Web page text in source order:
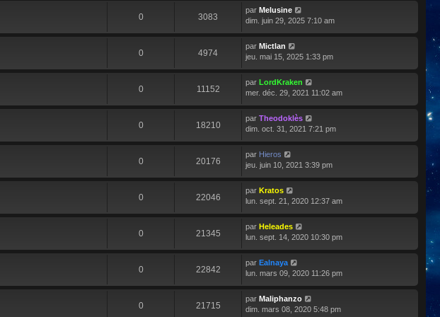
0 3083
par Melusine
dim. juin 29, 2025 7:10 am
0 4974
par Mictlan
jeu. mai 15, 2025 1:33 pm
0 11152
par LordKraken
mer. déc. 29, 2021 11:02 am
0 18210
par Theodoklès
dim. oct. 31, 2021 7:21 pm
0 20176
par Hieros
jeu. juin 10, 2021 3:39 pm
0 22046
par Kratos
lun. sept. 21, 2020 12:37 am
0 21345
par Heleades
lun. sept. 14, 2020 10:30 pm
0 22842
par Ealnaya
lun. mars 09, 2020 11:26 pm
0 21715
par Maliphanzo
dim. mars 08, 2020 5:48 pm